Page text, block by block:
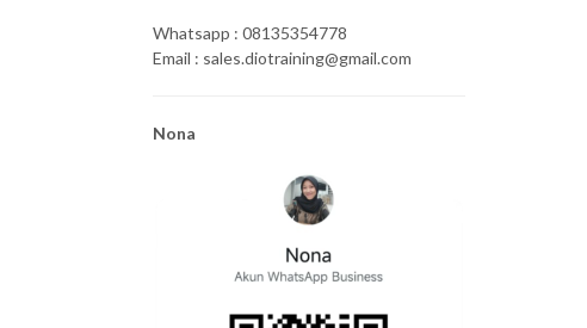
Whatsapp : 08135354778
Email : sales.diotraining@gmail.com
Nona